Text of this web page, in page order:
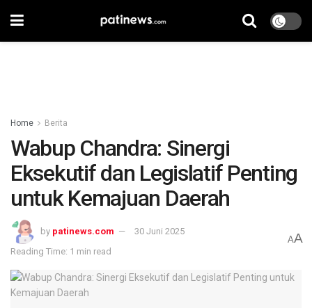
Home Berita
Wabup Chandra: Sinergi
Eksekutif dan Legislatif Penting
untuk Kemajuan Daerah
by patinews.com
30 Juni 2025
Reading Time: 1 min read
AA